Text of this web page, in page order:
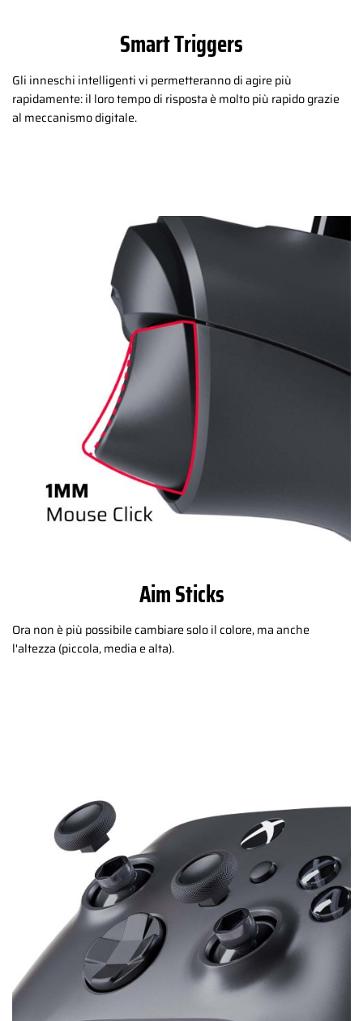
Smart Triggers
Gli inneschi intelligenti vi permetteranno di agire più
rapidamente: il loro tempo di risposta è molto più rapido grazie
al meccanismo digitale.
Aim Sticks
Ora non è più possibile cambiare solo il colore, ma anche
l'altezza (piccola, media e alta).